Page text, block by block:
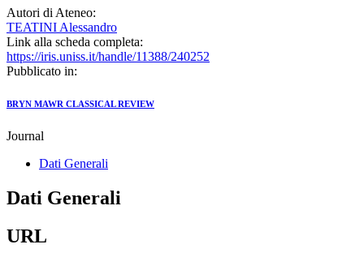
Autori di Ateneo:
TEATINI Alessandro
Link alla scheda completa:
https://iris.uniss.it/handle/11388/240252
Pubblicato in:
BRYN MAWR CLASSICAL REVIEW
Journal
Dati Generali
Dati Generali
URL